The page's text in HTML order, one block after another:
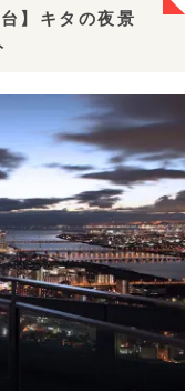
】キタの夜景